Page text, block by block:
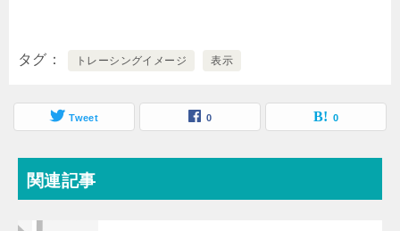
タグ トレーシングイメージ 表示
Tweet 0 0
関連記事